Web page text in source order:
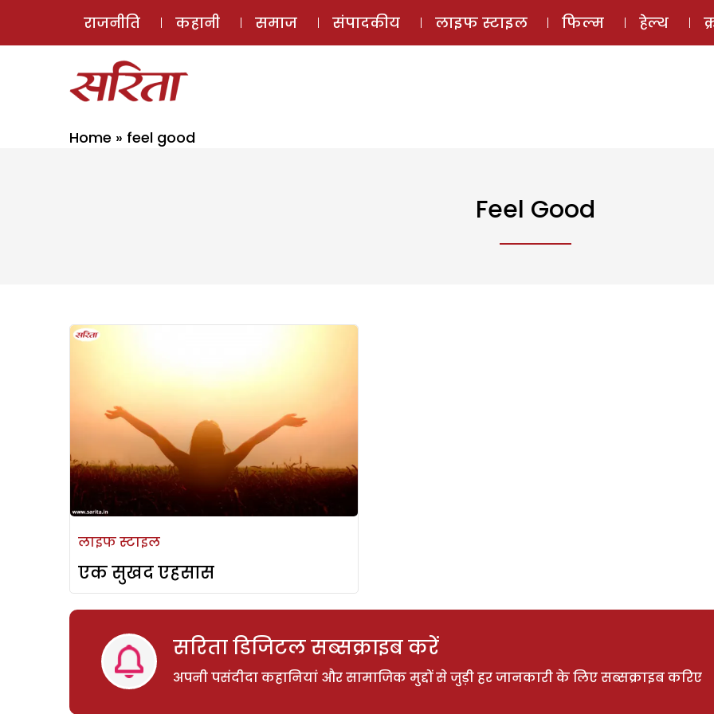
ई-मैगज़ीन
राजनीति कहानी समाज संपादकीय लाइफ स्टाइल फिल्म हेल्थ
Home » feel good
Feel Good
लाइफ स्टाइल
एक सुखद एहसास
सरिता डिजिटल सब्सक्राइब करें
अपनी पसंदीदा कहानियां और सामाजिक मुद्दों से जुड़ी हर जानकारी के लिए सब्सक्राइब करिए